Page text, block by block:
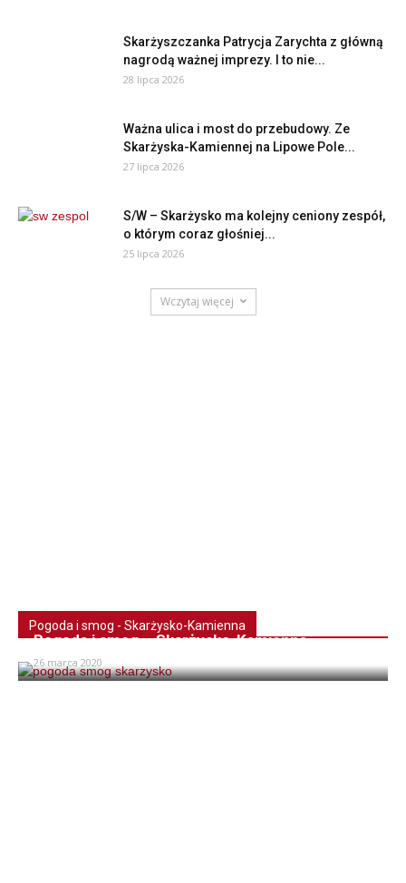
Skarżyszczanka Patrycja Zarychta z główną
nagrodą ważnej imprezy. I to nie...
28 lipca 2026
Ważna ulica i most do przebudowy. Ze
Skarżyska-Kamiennej na Lipowe Pole...
27 lipca 2026
S/W – Skarżysko ma kolejny ceniony zespół,
o którym coraz głośniej...
25 lipca 2026
Wczytaj więcej
Pogoda i smog - Skarżysko-Kamienna
Pogoda i smog – Skarżysko-Kamienna
26 marca 2020